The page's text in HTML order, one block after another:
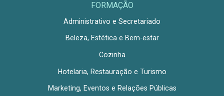
FORMAÇÃO
Administrativo e Secretariado
Beleza, Estética e Bem-estar
Cozinha
Hotelaria, Restauração e Turismo
Marketing, Eventos e Relações Públicas